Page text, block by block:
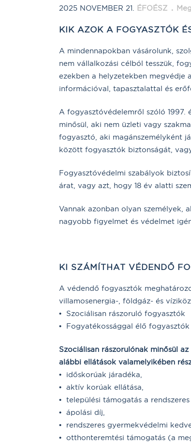
2025 NOVEMBER 21. ÉFOÉSZ
KIK AZOK A FOGYASZTÓK
A mindennapokban vásárolunk,
nem vállalkozási célból tesszük,
ezekben a helyzetekben megvédje
információval, tapasztalattal és
A fogyasztóvédelemről szóló 1997.
minősül, aki nem üzleti vagy
fogyasztó, aki magánszemélyként
között fogyasztók biztonságát,
Fogyasztóvédelmi szabályok
árat, vagy azt, hogy 18 év alatti
Vannak azonban olyan személyek,
nagyobb figyelmet és védelmet
KI SZÁMÍTHAT VÉDENDŐ
A védendő fogyasztók
villamosenergia-, földgáz- és
• Szociálisan rászoruló fogyasztók
• Fogyatékossággal élő fogyasztók
Szociálisan rászorulónak minősül
alábbi ellátások valamelyikében
• időskorúak járadéka,
• aktív korúak ellátása,
• települési támogatás a
• ápolási díj,
• rendszeres gyermekvédelmi
• otthonteremtési támogatás (a